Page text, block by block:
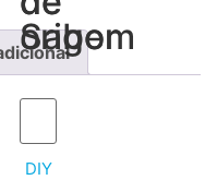
Sabor
origem
DIY